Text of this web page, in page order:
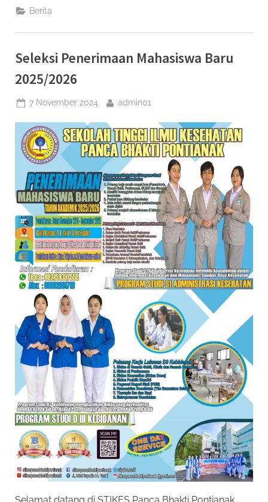
Bhakti
2024”
Berita
Seleksi Penerimaan Mahasiswa Baru
2025/2026
Posted
7 November 2024 By
admin01